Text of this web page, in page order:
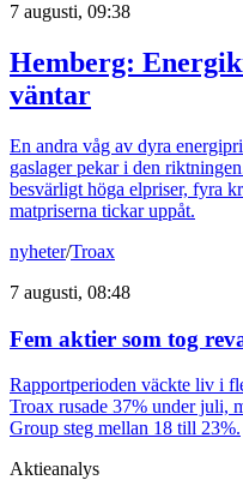
7 augusti, 09:38
Hemberg:
väntar
En andra våg av dyra
gaslager pekar i den
besvärligt höga elpriser, fyra
matpriserna tickar uppåt.
nyheter/Troax
7 augusti, 08:48
Fem aktier som tog
Rapportperioden väckte liv i
Troax rusade 37% under juli,
Group steg mellan 18 till 23%.
Aktieanalys